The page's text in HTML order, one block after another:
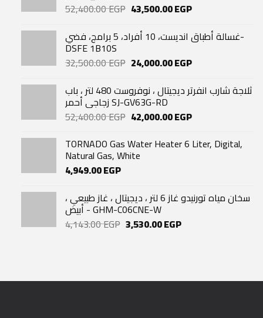
52,400.00EGP Original
was:
52,400.00 EGP.
43,500.00EGPCurrent
is:
43,500.00 EGP.
غسالة أطباق انديست، 10 أفراد، 5 برامج، فضي-
DSFE 1B10S
32,500.00EGP Original
was:
32,500.00 EGP.
24,000.00EGPCurrent
is:
24,000.00 EGP.
ثلاجة شارب انفرتر ديجيتال ، نوفروست 480 لتر ، باب
زجاجي أحمر SJ-GV63G-RD
52,400.00EGP Original
was:
52,400.00 EGP.
42,000.00EGPCurrent
is:
42,000.00 EGP.
TORNADO Gas Water Heater 6 Liter, Digital,
Natural Gas, White
4,949.00EGP
سخان مياه تورنيدو غاز 6 لتر ، ديجيتال ، غاز طبيعي ،
أبيض - GHM-C06CNE-W
4,143.00EGP Original
3,530.00EGPCurrent